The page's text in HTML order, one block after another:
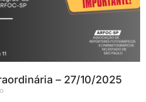
– 27/10/2025